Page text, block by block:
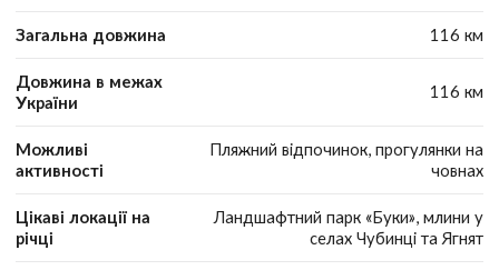
Загальна довжина 116 км
Довжина в межах
України
116 км
Можливі
активності
Пляжний відпочинок, прогулянки на
човнах
Цікаві локації на
річці
Ландшафтний парк «Буки», млини у
селах Чубинці та Ягнят